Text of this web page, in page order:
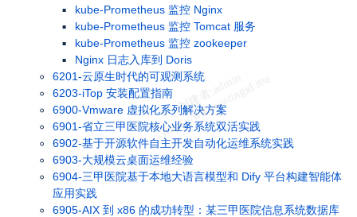
kube-Prometheus 监控 Nginx
kube-Prometheus 监控 Tomcat 服务
kube-Prometheus 监控 zookeeper
Nginx 日志入库到 Doris
6201-云原生时代的可观测系统
6203-iTop 安装配置指南
6900-Vmware 虚拟化系列解决方案
6901-省立三甲医院核心业务系统双活实践
6902-基于开源软件自主开发自动化运维系统实践
6903-大规模云桌面运维经验
6904-三甲医院基于本地大语言模型和 Dify 平台构建智能体
应用实践
6905-AIX 到 x86 的成功转型：某三甲医院信息系统数据库